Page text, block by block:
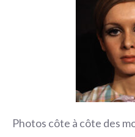
Photos côte à côte des